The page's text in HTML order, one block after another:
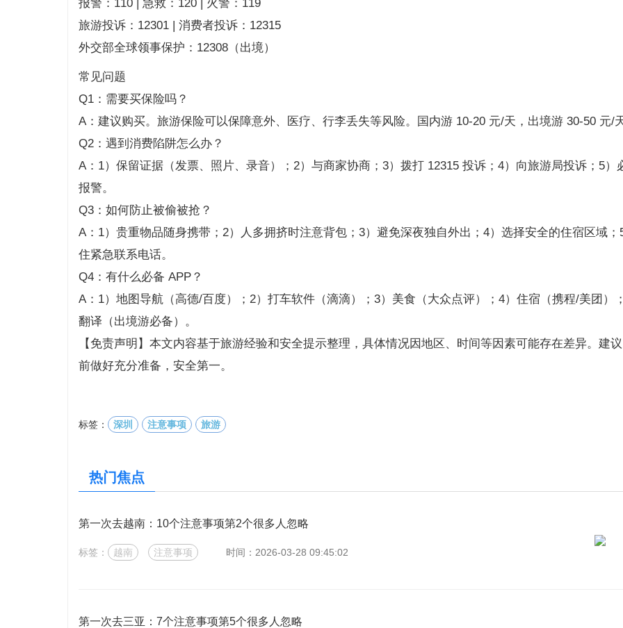
报警：110 | 急救：120 | 火警：119
旅游投诉：12301 | 消费者投诉：12315
外交部全球领事保护：12308（出境）
常见问题
Q1：需要买保险吗？
A：建议购买。旅游保险可以保障意外、医疗、行李丢失等风险。国内游 10-20 元/天，出境游 30-50 元/
Q2：遇到消费陷阱怎么办？
A：1）保留证据（发票、照片、录音）；2）与商家协商；3）拨打 12315 投诉；4）向旅游局投诉；5）
报警。
Q3：如何防止被偷被抢？
A：1）贵重物品随身携带；2）人多拥挤时注意背包；3）避免深夜独自外出；4）选择安全的住宿区域；
住紧急联系电话。
Q4：有什么必备 APP？
A：1）地图导航（高德/百度）；2）打车软件（滴滴）；3）美食（大众点评）；4）住宿（携程/美团）
翻译（出境游必备）。
【免责声明】本文内容基于旅游经验和安全提示整理，具体情况因地区、时间等因素可能存在差异。建
前做好充分准备，安全第一。
标签： 深圳 注意事项 旅游
热门焦点
第一次去越南：10个注意事项第2个很多人忽略
标签： 越南 注意事项 时间：2026-03-28 09:45:02
第一次去三亚：7个注意事项第5个很多人忽略